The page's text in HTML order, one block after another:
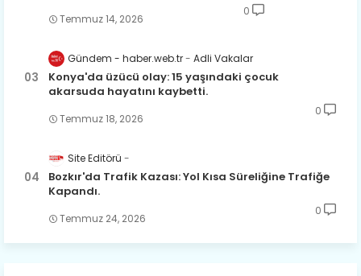
Temmuz 14, 2026
0
Gündem - haber.web.tr Adli Vakalar
Konya'da üzücü olay: 15 yaşındaki çocuk
akarsuda hayatını kaybetti.
Temmuz 18, 2026
0
Site Editörü
Bozkır'da Trafik Kazası: Yol Kısa Süreliğine Trafiğe
Kapandı.
Temmuz 24, 2026
0